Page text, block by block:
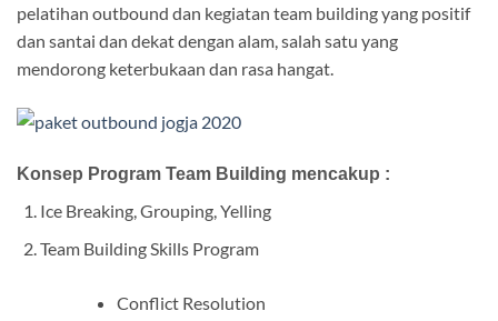
pelatihan outbound dan kegiatan team building yang positif
dan santai dan dekat dengan alam, salah satu yang
mendorong keterbukaan dan rasa hangat.
Konsep Program Team Building mencakup :
Ice Breaking, Grouping, Yelling
Team Building Skills Program
Conflict Resolution